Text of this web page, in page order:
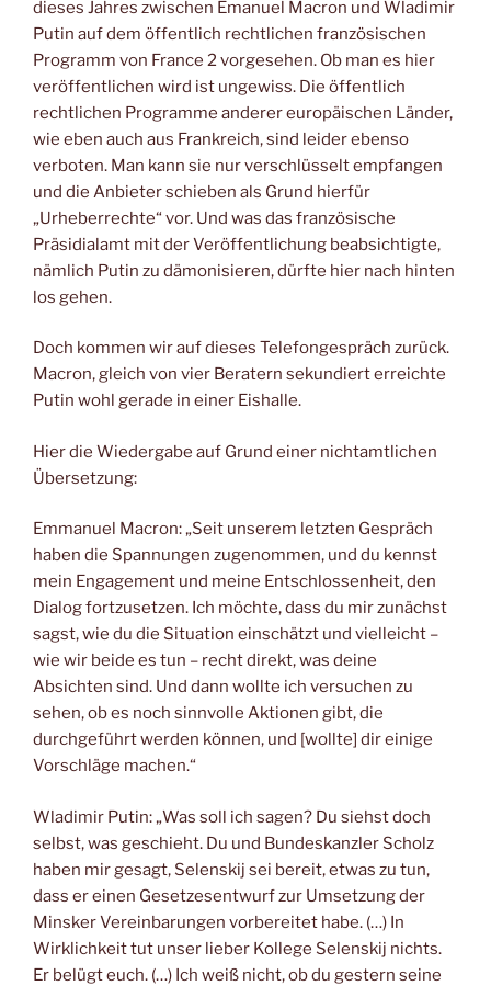
dieses Jahres zwischen Emanuel Macron und Wladimir
Putin auf dem öffentlich rechtlichen französischen
Programm von France 2 vorgesehen. Ob man es hier
veröffentlichen wird ist ungewiss. Die öffentlich
rechtlichen Programme anderer europäischen Länder,
wie eben auch aus Frankreich, sind leider ebenso
verboten. Man kann sie nur verschlüsselt empfangen
und die Anbieter schieben als Grund hierfür
„Urheberrechte“ vor. Und was das französische
Präsidialamt mit der Veröffentlichung beabsichtigte,
nämlich Putin zu dämonisieren, dürfte hier nach hinten
los gehen.
Doch kommen wir auf dieses Telefongespräch zurück.
Macron, gleich von vier Beratern sekundiert erreichte
Putin wohl gerade in einer Eishalle.
Hier die Wiedergabe auf Grund einer nichtamtlichen
Übersetzung:
Emmanuel Macron: „Seit unserem letzten Gespräch
haben die Spannungen zugenommen, und du kennst
mein Engagement und meine Entschlossenheit, den
Dialog fortzusetzen. Ich möchte, dass du mir zunächst
sagst, wie du die Situation einschätzt und vielleicht –
wie wir beide es tun – recht direkt, was deine
Absichten sind. Und dann wollte ich versuchen zu
sehen, ob es noch sinnvolle Aktionen gibt, die
durchgeführt werden können, und [wollte] dir einige
Vorschläge machen.“
Wladimir Putin: „Was soll ich sagen? Du siehst doch
selbst, was geschieht. Du und Bundeskanzler Scholz
haben mir gesagt, Selenskij sei bereit, etwas zu tun,
dass er einen Gesetzesentwurf zur Umsetzung der
Minsker Vereinbarungen vorbereitet habe. (…) In
Wirklichkeit tut unser lieber Kollege Selenskij nichts.
Er belügt euch. (…) Ich weiß nicht, ob du gestern seine